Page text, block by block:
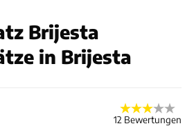
Brijesta
in Brijesta
12 Bewertungen